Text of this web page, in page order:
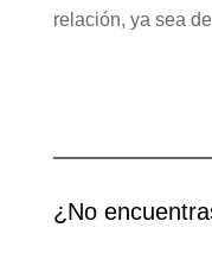
relación, ya sea
¿No